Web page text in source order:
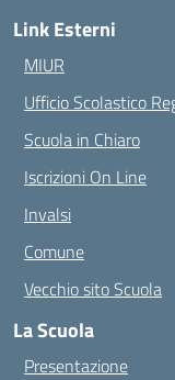
Link Esterni
MIUR
Ufficio Scolastico
Scuola in Chiaro
Iscrizioni On Line
Invalsi
Comune
Vecchio sito Scuola
La Scuola
Presentazione